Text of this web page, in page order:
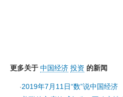
更多关于 中国经济 投资 的新闻
·2019年7月11日“数”说中国经济